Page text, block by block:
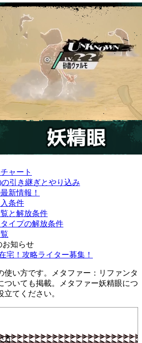
ャート
引き継ぎとやり込み
新情報！
条件
と解放条件
イプの解放条件
お知らせ
宅！攻略ライター募集！
使い方です。メタファー：リファンタ
ついても掲載。メタファー妖精眼につ
てください。
方